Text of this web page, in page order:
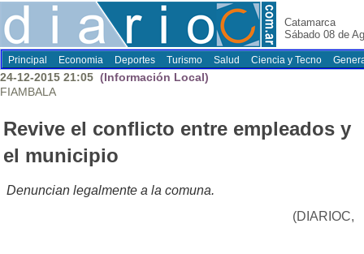
Catamarca
Sábado 08 de
Principal Economia Deportes Turismo Salud Ciencia y Tecno
24-12-2015 21:05 (Información Local)
FIAMBALA
Revive el conflicto entre empleados y
el municipio
Denuncian legalmente a la comuna.
(DIARIOC,